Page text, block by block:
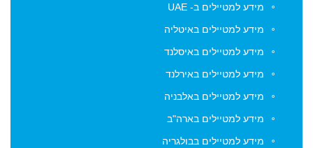
מידע למטיילים ב- UAE
מידע למטיילים באיטליה
מידע למטיילים באיסלנד
מידע למטיילים באירלנד
מידע למטיילים באלבניה
מידע למטיילים בארה"ב
מידע למטיילים בבולגריה